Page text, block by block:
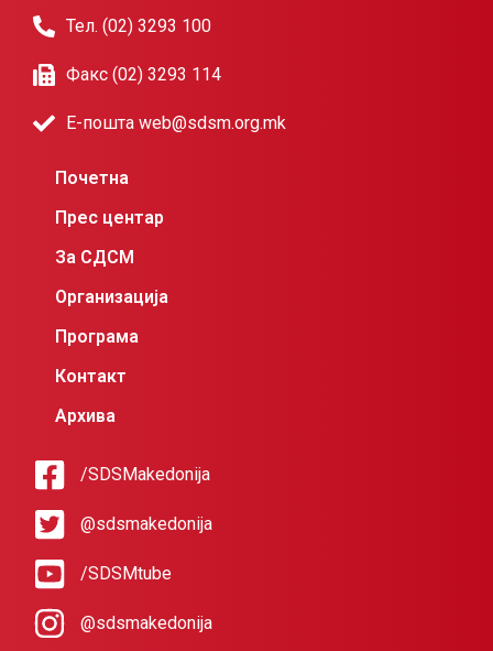
Тел. (02) 3293 100
Факс (02) 3293 114
Е-пошта web@sdsm.org.mk
Почетна
Прес центар
За СДСМ
Организација
Програма
Контакт
Архива
/SDSMakedonija
@sdsmakedonija
/SDSMtube
@sdsmakedonija